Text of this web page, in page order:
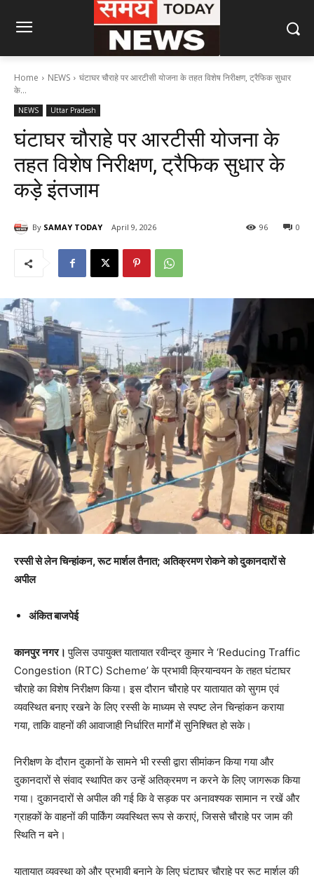
Home NEWS
घंटाघर चौराहे पर आरटीसी योजना के तहत विशेष निरीक्षण, ट्रैफिक सुधार
के...
NEWS Uttar Pradesh
घंटाघर चौराहे पर आरटीसी योजना के
तहत विशेष निरीक्षण, ट्रैफिक सुधार के
कड़े इंतजाम
By SAMAY TODAY April 9, 2026 0
96
रस्सी से लेन चिन्हांकन, रूट मार्शल तैनात; अतिक्रमण रोकने को दुकानदारों से
अपील
अंकित बाजपेई
कानपुर नगर।पुलिस उपायुक्त यातायात रवीन्द्र कुमार ने ‘Reducing Traffic
Congestion (RTC) Scheme’ के प्रभावी क्रियान्वयन के तहत घंटाघर
चौराहे का विशेष निरीक्षण किया। इस दौरान चौराहे पर यातायात को सुगम एवं
व्यवस्थित बनाए रखने के लिए रस्सी के माध्यम से स्पष्ट लेन चिन्हांकन कराया
गया, ताकि वाहनों की आवाजाही निर्धारित मार्गों में सुनिश्चित हो सके।
निरीक्षण के दौरान दुकानों के सामने भी रस्सी द्वारा सीमांकन किया गया और
दुकानदारों से संवाद स्थापित कर उन्हें अतिक्रमण न करने के लिए जागरूक किया
गया। दुकानदारों से अपील की गई कि वे सड़क पर अनावश्यक सामान न रखें और
ग्राहकों के वाहनों की पार्किंग व्यवस्थित रूप से कराएं, जिससे चौराहे पर जाम की
स्थिति न बने।
यातायात व्यवस्था को और प्रभावी बनाने के लिए घंटाघर चौराहे पर रूट मार्शल की